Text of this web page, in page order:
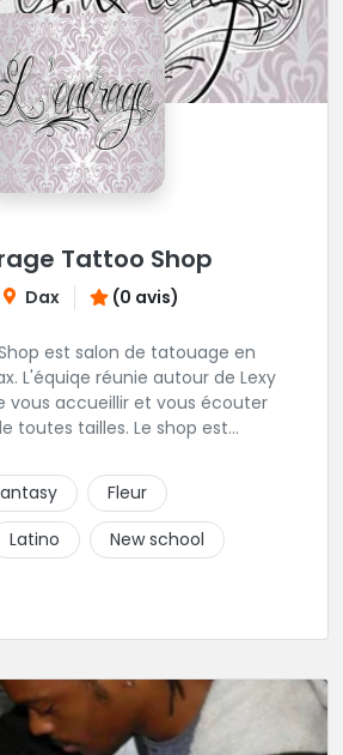
Tattoo Shop
Dax (0 avis)
est salon de tatouage en
L'équiqe réunie autour de Lexy
vous accueillir et vous écouter
toutes tailles. Le shop est
Couleur.
Fleur
Latino
New school